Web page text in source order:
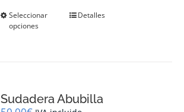
Seleccionar
opciones
Este
se
Detalles
Sudadera Abubilla